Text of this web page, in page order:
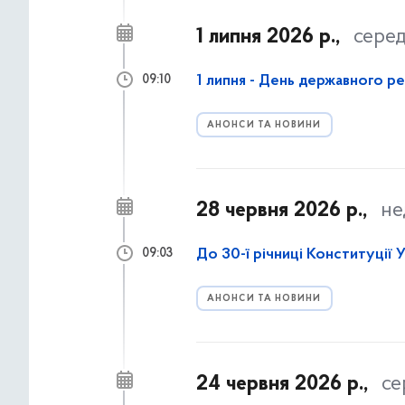
1 липня 2026 р.,
1 липня - День державного
АНОНСИ ТА НОВИНИ
09:10
28 червня 2026 р.,
До 30-ї річниці Конституції
АНОНСИ ТА НОВИНИ
09:03
24 червня 2026 р.,